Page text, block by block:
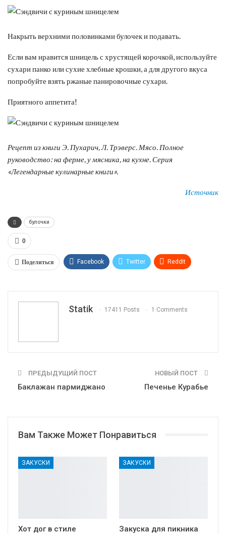
Накрыть верхними половинками булочек и подавать.
Если вам нравится шницель с хрустящей корочкой, используйте
сухари панко или сухие хлебные крошки, а для другого вкуса
попробуйте взять ржаные панировочные сухари.
Приятного аппетита!
Рецепт из книги Э. Пухарич, Л. Трэверс. Мясо. Полное
руководство: на ферме, у мясника, на кухне. Серия
«Легендарные кулинарные книги».
Источник
булочки
0
Поделиться Facebook Twitter ReddIt
Statik 17411 Posts 1 Comments
ПРЕДЫДУЩИЙ ПОСТ
Баклажан пармиджано
НОВЫЙ ПОСТ
Печенье Курабье
Вам Также Может Понравиться
ЗАКУСКИ
Хот дог в стиле
ЗАКУСКИ
Закуска для пикника